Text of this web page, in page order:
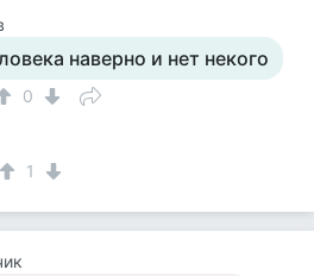
наверно и нет некого
0
1